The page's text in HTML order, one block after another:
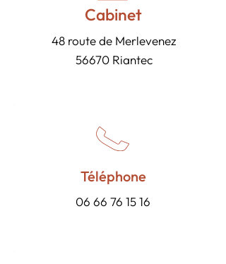
Cabinet
48 route de Merlevenez
56670 Riantec
Téléphone
06 66 76 15 16